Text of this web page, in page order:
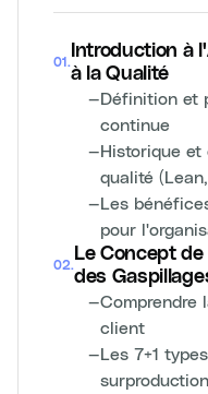
01 .
Introduction à
à la Qualité
—Définition et
continue
—Historique et
qualité
—Les
pour
02.
Le Concept
des
—Comprendre
client
—Les 7+1